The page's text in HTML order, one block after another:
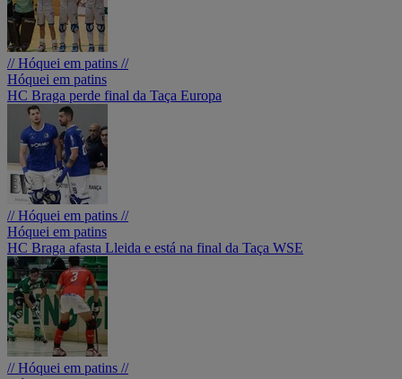
// Hóquei em patins //
Hóquei em patins
HC Braga perde final da Taça Europa
// Hóquei em patins //
Hóquei em patins
HC Braga afasta Lleida e está na final da Taça WSE
// Hóquei em patins //